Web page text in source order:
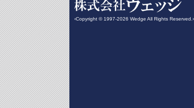
‹Copyright © 1997-2026 Wedge All Rights Reserved.›